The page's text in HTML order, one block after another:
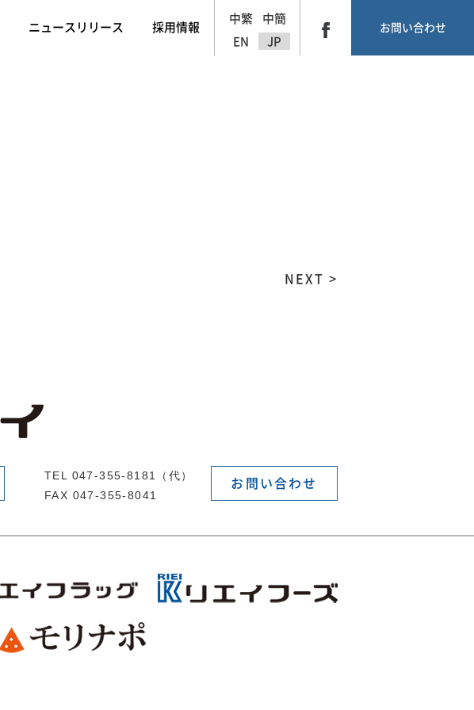
ニュースリリース 採用情報
中繁
中簡
EN
JP
お問い合わせ
NEXT >
TEL 047-355-8181（代）
FAX 047-355-8041
お問い合わせ